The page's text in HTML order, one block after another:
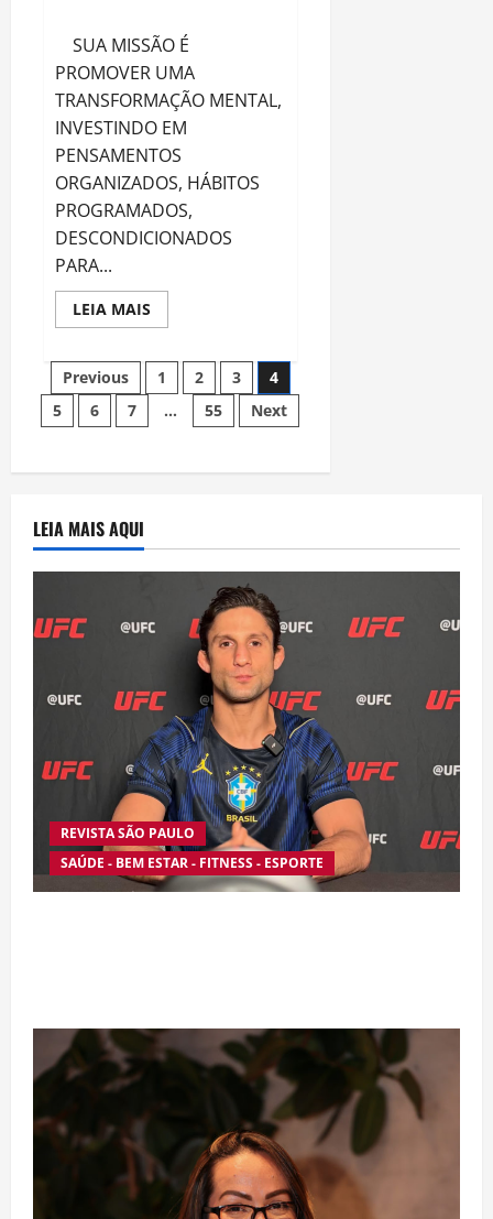
SUA MISSÃO É
PROMOVER UMA
TRANSFORMAÇÃO MENTAL,
INVESTINDO EM
PENSAMENTOS
ORGANIZADOS, HÁBITOS
PROGRAMADOS,
DESCONDICIONADOS
PARA...
LEIA MAISRead
more
FORMAMOS
UM
TIME…
UM
JUNTO.
Navegação
por
posts
Previous 1 2 3
4
5
6 7 … 55 Next
LEIA MAIS AQUI
REVISTA SÃO PAULO
SAÚDE - BEM ESTAR - FITNESS - ESPORTE